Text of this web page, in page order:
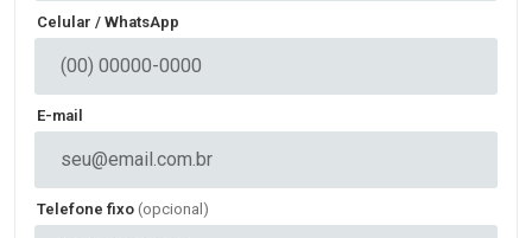
Celular / WhatsApp
E-mail
Telefone fixo (opcional)